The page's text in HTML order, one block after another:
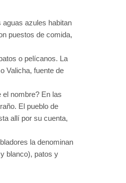
azules habitan
puestos de comida,
o pelícanos. La
Valicha, fuente de
el nombre? En las
El pueblo de
allí por su cuenta,
la denominan
blanco), patos y